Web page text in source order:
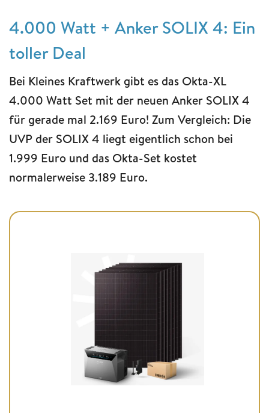
4.000 Watt + Anker SOLIX 4: Ein
toller Deal
Bei Kleines Kraftwerk gibt es das Okta-XL
4.000 Watt Set mit der neuen Anker SOLIX 4
für gerade mal 2.169 Euro! Zum Vergleich: Die
UVP der SOLIX 4 liegt eigentlich schon bei
1.999 Euro und das Okta-Set kostet
normalerweise 3.189 Euro.